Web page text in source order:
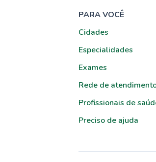
PARA VOCÊ
Cidades
Especialidades
Exames
Rede de
Profissionais de
Preciso de ajuda